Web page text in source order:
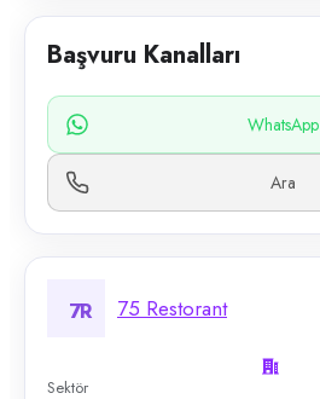
Başvuru Kanalları
WhatsApp
Ara
7R 75 Restorant
Sektör